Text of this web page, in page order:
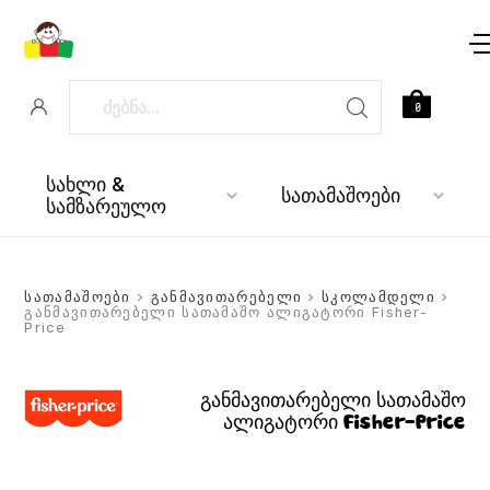
სახლი &
სამზარეულო სათამაშოები
0
სათამაშოები > განმავითარებელი >სკოლამდელი >
განმავითარებელი სათამაშო ალიგატორი Fisher-
Price
განმავითარებელი სათამაშო
ალიგატორი Fisher-Price